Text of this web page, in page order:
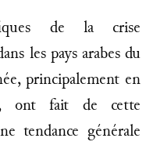
de la crise
les pays arabes du
principalement en
ont fait de cette
tendance générale